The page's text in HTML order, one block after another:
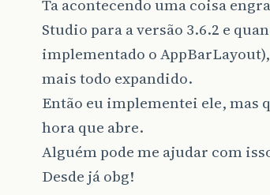
Ta acontecendo uma coisa
Studio para a versão 3.6.2 e
implementado o
mais todo expandido.
Então eu implementei ele, mas
hora que abre.
Alguém pode me ajudar com
Desde já obg!